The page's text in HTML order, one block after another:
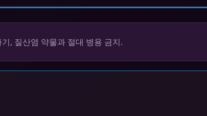
, 질산염 약물과 절대 병용 금지.